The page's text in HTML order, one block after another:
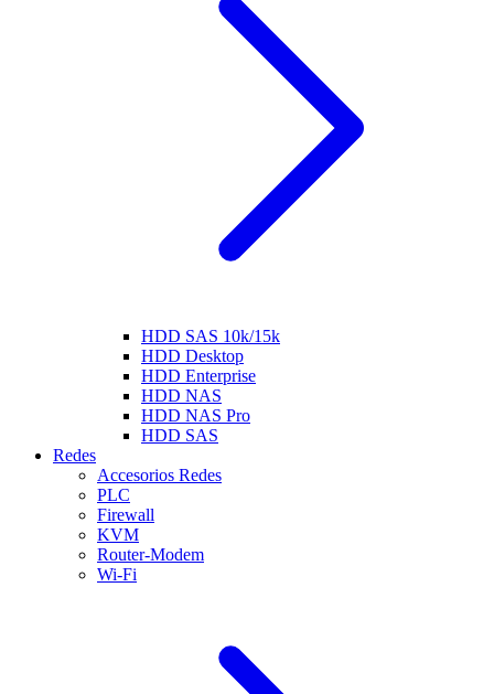
HDD SAS 10k/15k
HDD Desktop
HDD Enterprise
HDD NAS
HDD NAS Pro
HDD SAS
Redes
Accesorios Redes
PLC
Firewall
KVM
Router-Modem
Wi-Fi